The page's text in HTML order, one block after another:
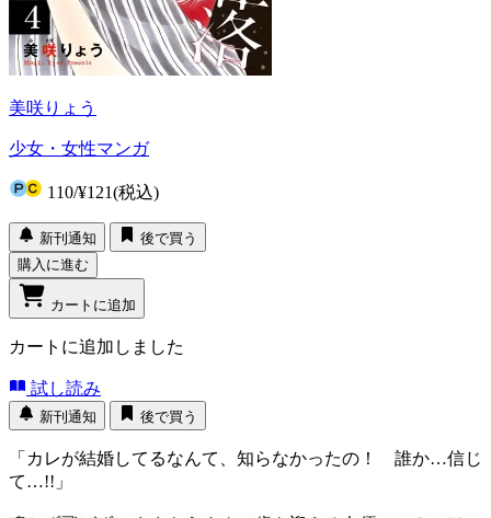
美咲りょう
少女・女性マンガ
110/¥121(税込)
新刊通知
後で買う
購入に進む
カートに追加
カートに追加しました
試し読み
新刊通知 後で買う
「カレが結婚してるなんて、知らなかったの！ 誰か…信じ
て…!!」